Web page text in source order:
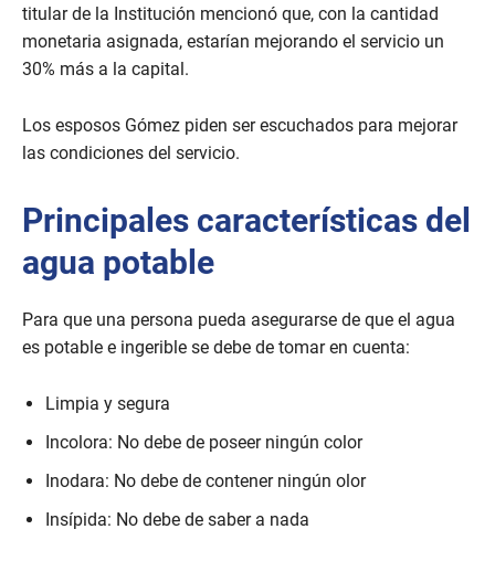
titular de la Institución mencionó que, con la cantidad
monetaria asignada, estarían mejorando el servicio un
30% más a la capital.
Los esposos Gómez piden ser escuchados para mejorar
las condiciones del servicio.
Principales características del
agua potable
Para que una persona pueda asegurarse de que el agua
es potable e ingerible se debe de tomar en cuenta:
Limpia y segura
Incolora: No debe de poseer ningún color
Inodara: No debe de contener ningún olor
Insípida: No debe de saber a nada